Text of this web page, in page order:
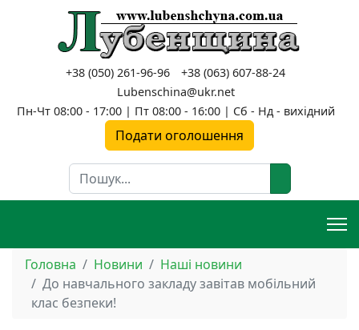
+38 (050) 261-96-96
+38 (063) 607-88-24
Lubenschina@ukr.net
Пн-Чт 08:00 - 17:00 | Пт 08:00 - 16:00 | Сб - Нд - вихідний
Подати оголошення
Пошук
Головна Новини
Наші новини
До навчального закладу завітав мобільний
клас безпеки!